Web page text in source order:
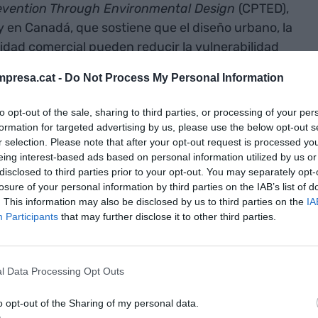
- Do Not Process My Personal Information
opt-out of the sale, sharing to third parties, or processing of your
for targeted advertising by us, please use the below opt-out
selection. Please note that after your opt-out request is processed
interest-based ads based on personal information utilized by us
to third parties prior to your opt-out. You may separately
of your personal information by third parties on the IAB’s list of
This information may also be disclosed by us to third parties on the
Participants that may further disclose it to other third parties.
Data Processing Opt Outs
opt-out of the Sharing of my personal data.
Through Environmental Design (CPTED),
Canadá, que sostiene que el diseño urbano, la
comercial pueden reducir la vulnerabilidad
barrio con persianas bajadas, locales vacíos y
más expuesto a la degradación urbana y a la
cuando hay establecimientos de
social y vida en la calle. Hay personas
espacio público y generando
como un factor protector.
diversos estudios apuntan en esta
, a través de la
la presencia de personas y de la calidad del